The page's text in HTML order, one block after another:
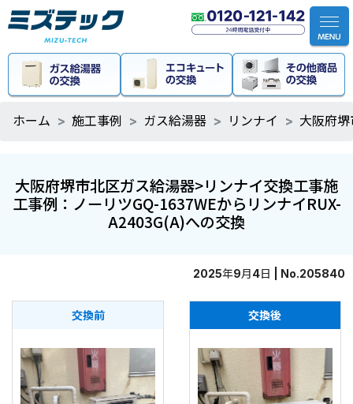
ホーム 施工事例 ガス給湯器 リンナイ 大阪府
大阪府堺市北区ガス給湯器>リンナイ交換工事施
工事例：ノーリツGQ-1637WEからリンナイRUX-
A2403G(A)への交換
2025年9月4日 | No.205840
交換前 交換後